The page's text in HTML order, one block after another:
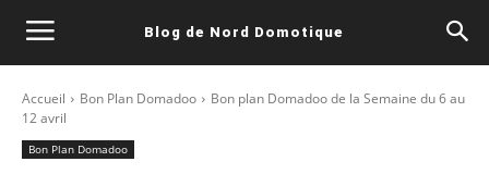
Blog de Nord Domotique
Accueil Bon Plan Domadoo
Bon plan Domadoo de la Semaine du 6 au
12 avril
Bon Plan Domadoo